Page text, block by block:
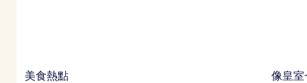
美食熱點 像皇室